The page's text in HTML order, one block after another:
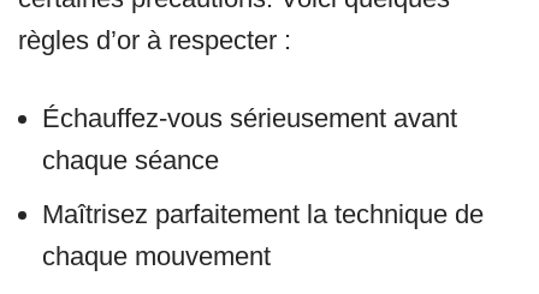
règles d’or à respecter :
Échauffez-vous sérieusement avant
chaque séance
Maîtrisez parfaitement la technique de
chaque mouvement